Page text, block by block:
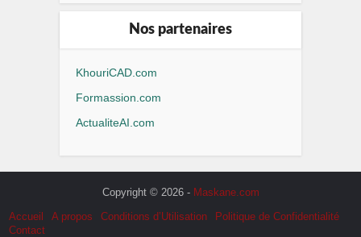
Nos partenaires
KhouriCAD.com
Formassion.com
ActualiteAI.com
Copyright © 2026 - Maskane.com
Accueil
A propos Conditions d’Utilisation
Politique de Confidentialité
Contact